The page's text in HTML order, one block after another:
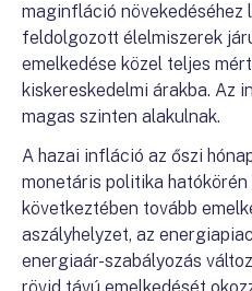
maginfláció növekedéséhez
feldolgozott élelmiszerek
emelkedése közel teljes
kiskereskedelmi árakba. Az
magas szinten alakulnak.
A hazai infláció az őszi
monetáris politika
következtében tovább
aszályhelyzet, az
energiaár-szabályozás